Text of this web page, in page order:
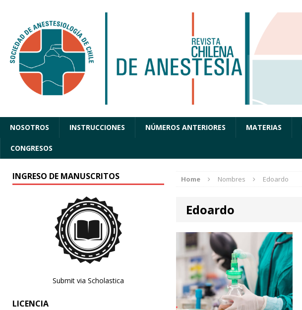
NOSOTROS INSTRUCCIONES NÚMEROS ANTERIORES MATERIAS
CONGRESOS
Home Nombres Edoardo
Edoardo
INGRESO DE MANUSCRITOS
Submit via Scholastica
LICENCIA